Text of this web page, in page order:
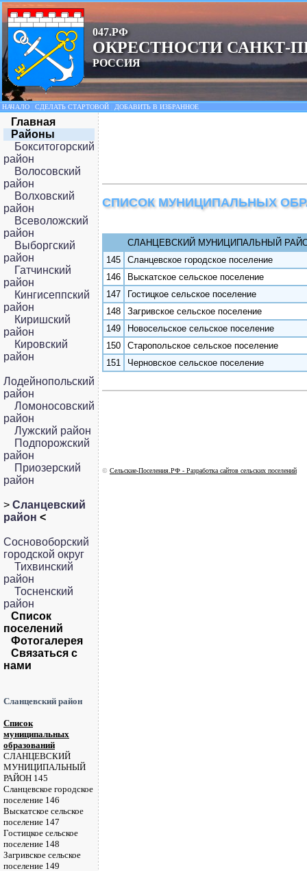
047.РФ
ОКРЕСТНОСТИ САНКТ-
РОССИЯ
НАЧАЛО СДЕЛАТЬ СТАРТОВОЙ ДОБАВИТЬ В ИЗБРАННОЕ
Главная
Районы
Бокситогорский
район
Волосовский
район
Волховский
район
Всеволожский
район
Выборгский
район
Гатчинский
район
Кингисеппский
район
Киришский
район
Кировский
район
Лодейнопольский
район
Ломоносовский
район
Лужский район
Подпорожский
район
Приозерский
район
> Сланцевский
район <
Сосновоборский
городской округ
Тихвинский
район
Тосненский
район
Список
поселений
Фотогалерея
Связаться с
нами
Сланцевский район
Список
муниципальных
образований
СЛАНЦЕВСКИЙ
МУНИЦИПАЛЬНЫЙ
РАЙОН 145
Сланцевское городское
поселение 146
Выскатское сельское
поселение 147
Гостицкое сельское
поселение 148
Загривское сельское
поселение 149
СПИСОК МУНИЦИПАЛЬНЫХ
СЛАНЦЕВСКИЙ МУНИЦИПАЛЬНЫЙ
145
Сланцевское городское поселение
146
Выскатское сельское поселение
147
Гостицкое сельское поселение
148
Загривское сельское поселение
149
Новосельское сельское поселение
150
Старопольское сельское поселение
151
Черновское сельское поселение
© Сельские-Поселения.РФ - Разработка сайтов сельских поселений